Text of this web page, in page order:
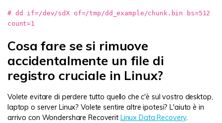
# dd if=/dev/sdX of=/tmp/dd_example/chunk.bin bs=512
count=1
Cosa fare se si rimuove
accidentalmente un file di
registro cruciale in Linux?
Volete evitare di perdere tutto quello che c'è sul vostro desktop,
laptop o server Linux? Volete sentire altre ipotesi? L'aiuto è in
arrivo con Wondershare Recoverit Linux Data Recovery.